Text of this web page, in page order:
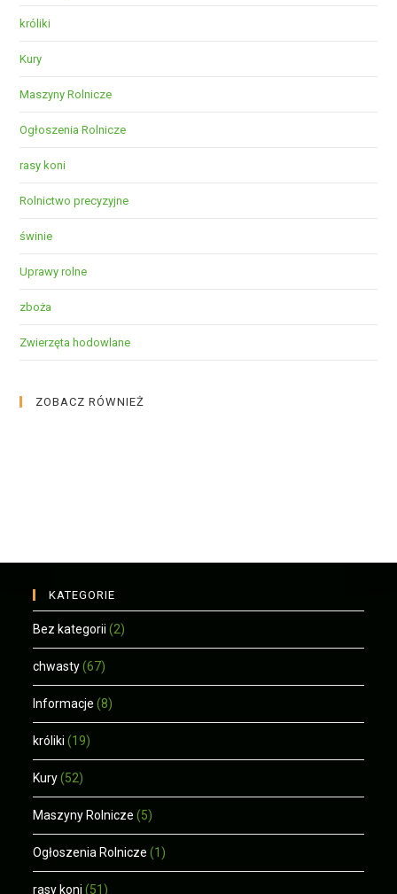
króliki
Kury
Maszyny Rolnicze
Ogłoszenia Rolnicze
rasy koni
Rolnictwo precyzyjne
świnie
Uprawy rolne
zboża
Zwierzęta hodowlane
ZOBACZ RÓWNIEŻ
KATEGORIE
Bez kategorii (2)
chwasty (67)
Informacje (8)
króliki (19)
Kury (52)
Maszyny Rolnicze (5)
Ogłoszenia Rolnicze (1)
rasy koni (51)